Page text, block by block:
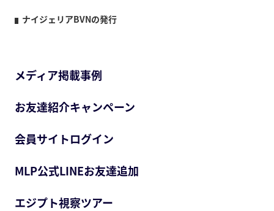
ナイジェリアBVNの発行
メディア掲載事例
お友達紹介キャンペーン
会員サイトログイン
MLP公式LINEお友達追加
エジプト視察ツアー